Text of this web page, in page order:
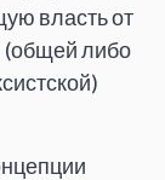
власть от
(общей либо